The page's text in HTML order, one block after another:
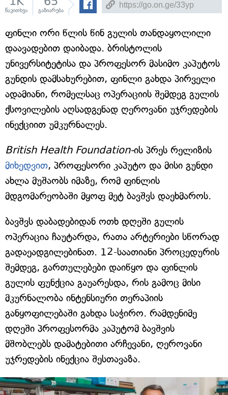
წაკითხვა გაზიარება
ფინლი ორი წლის წინ გულის თანდაყოლილი
დაავადებით დაიბადა. ბრისტოლის
უნივერსიტეტისა და პროფესორ მასიმო კაპუტოს
გუნდის დამსახურებით, ფინლი გახდა პირველი
ადამიანი, რომელსაც ოპერაციის შემდეგ გულის
ქსოვილების აღსადგენად ღეროვანი უჯრედების
ინექციით უმკურნალეს.
British Health Foundation-ის პრეს რელიზის
მიხედვით, პროფესორი კაპუტო და მისი გუნდი
ახლა მუშაობს იმაზე, რომ ფინლის
მდგომარეობაში მყოფ მეტ ბავშვს დაეხმაროს.
ბავშვს დაბადებიდან ოთხ დღეში გულის
ოპერაცია ჩაუტარდა, რათა არტერიები სწორად
გადაეადგილებინათ. 12-საათიანი პროცედურის
შემდეგ, გართულებები დაიწყო და ფინლის
გულის ფუნქცია გაუარესდა, რის გამოც მისი
მკურნალობა ინტენსიური თერაპიის
განყოფილებაში გახდა საჭირო. რამდენიმე
დღეში პროფესორმა კაპუტომ ბავშვის
მშობლებს დამატებითი არჩევანი, ღეროვანი
უჯრედების ინექცია შესთავაზა.